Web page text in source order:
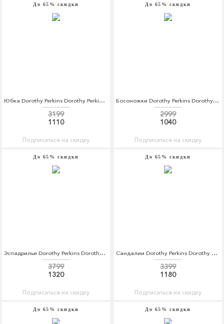
До 65% скидки
Юбка Dorothy Perkins Dorothy Perkins DO005EWBYDM7
3199
1110
Подписаться на скидку
До 65% скидки
Босоножки Dorothy Perkins Dorothy Perkins DO005AWBTNW1
2999
1040
Подписаться на скидку
До 65% скидки
Эспадрильи Dorothy Perkins Dorothy Perkins DO005AWBTNW4
3799
1320
Подписаться на скидку
До 65% скидки
Сандалии Dorothy Perkins Dorothy Perkins DO005AWBTNW5
3399
1180
Подписаться на скидку
До 65% скидки До 65% скидки